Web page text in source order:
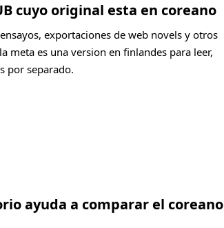
cuyo original esta en coreano
exportaciones de web novels y otros
meta es una version en finlandes para leer,
por separado.
ayuda a comparar el coreano